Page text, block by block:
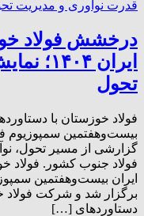
درخشش فولاد
ایران
تحول
فولاد خوزستان با
گزارشی از مسیر تحول،
فولاد جنوب کشور. فولاد
برگزار شد و شرکت فولاد
دستاوردهای […]